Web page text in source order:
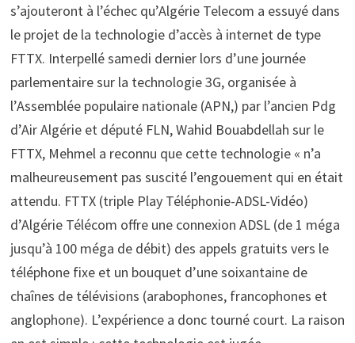
s’ajouteront à l’échec qu’Algérie Telecom a essuyé dans
le projet de la technologie d’accès à internet de type
FTTX. Interpellé samedi dernier lors d’une journée
parlementaire sur la technologie 3G, organisée à
l’Assemblée populaire nationale (APN,) par l’ancien Pdg
d’Air Algérie et député FLN, Wahid Bouabdellah sur le
FTTX, Mehmel a reconnu que cette technologie « n’a
malheureusement pas suscité l’engouement qui en était
attendu. FTTX (triple Play Téléphonie-ADSL-Vidéo)
d’Algérie Télécom offre une connexion ADSL (de 1 méga
jusqu’à 100 méga de débit) des appels gratuits vers le
téléphone fixe et un bouquet d’une soixantaine de
chaînes de télévisions (arabophones, francophones et
anglophone). L’expérience a donc tourné court. La raison